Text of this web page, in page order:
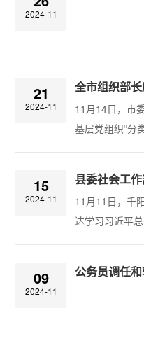
范作用，为以
2024-11
21
2024-11
11月14日，市
基层党组织“分
任务落实。会
主要领导干部
组织部长座谈
持问题导向，
15
2024-11
11月11日，千
达学习习近平
彻落实措施。
09
2024-11
公务员调任